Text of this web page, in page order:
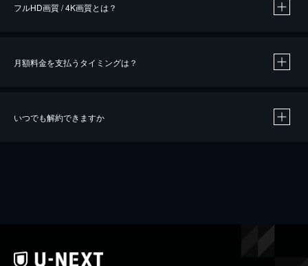
※40％ポイント還元の対象は、クレジットカード決済による作品の購入 / レンタルです。
フルHD画質 / 4K画質とは？
月額料金を支払うタイミングは？
いつでも解約できますか